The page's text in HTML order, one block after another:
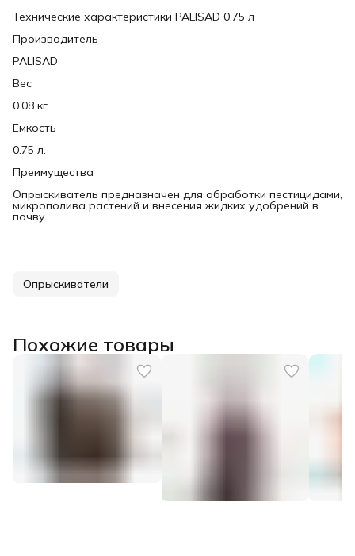
Технические характеристики PALISAD 0.75 л
Производитель
PALISAD
Вес
0.08 кг
Емкость
0.75 л.
Преимущества
Опрыскиватель предназначен для обработки пестицидами,
микрополива растений и внесения жидких удобрений в
почву.
Опрыскиватели
Похожие товары